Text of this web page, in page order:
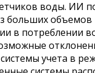
воды. ИИ
больших
в потреблении
учета в